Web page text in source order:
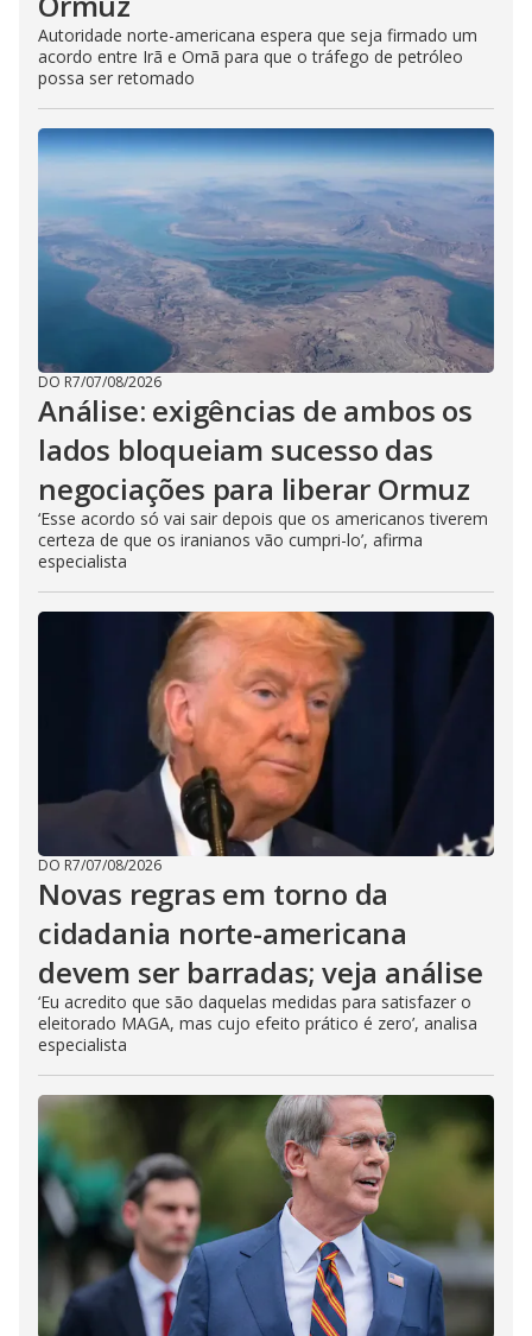
Autoridade norte-americana espera que seja firmado um
acordo entre Irã e Omã para que o tráfego de petróleo
possa ser retomado
DO R7/07/08/2026
Análise: exigências de ambos os
lados bloqueiam sucesso das
negociações para liberar Ormuz
‘Esse acordo só vai sair depois que os americanos tiverem
certeza de que os iranianos vão cumpri-lo’, afirma
especialista
DO R7/07/08/2026
Novas regras em torno da
cidadania norte-americana
devem ser barradas; veja análise
‘Eu acredito que são daquelas medidas para satisfazer o
eleitorado MAGA, mas cujo efeito prático é zero’, analisa
especialista